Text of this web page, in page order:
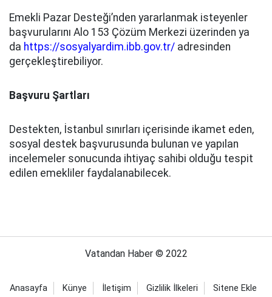
Emekli Pazar Desteği’nden yararlanmak isteyenler
başvurularını Alo 153 Çözüm Merkezi üzerinden ya
da https://sosyalyardim.ibb.gov.tr/ adresinden
gerçekleştirebiliyor.
Başvuru Şartları
Destekten, İstanbul sınırları içerisinde ikamet eden,
sosyal destek başvurusunda bulunan ve yapılan
incelemeler sonucunda ihtiyaç sahibi olduğu tespit
edilen emekliler faydalanabilecek.
Vatandan Haber © 2022
Anasayfa Künye İletişim Gizlilik İlkeleri Sitene Ekle